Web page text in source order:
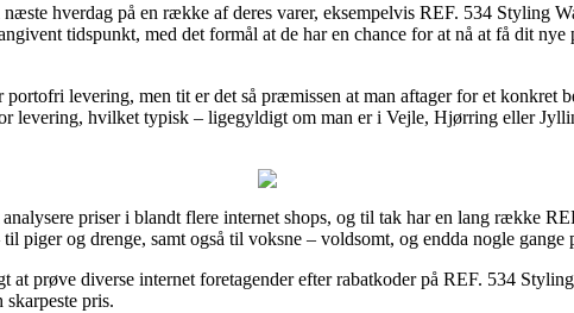
hverdag på en række af deres varer, eksempelvis REF. 534 Styling
tidspunkt, med det formål at de har en chance for at nå at få dit
levering, men tit er det så præmissen at man aftager for et konkret
levering, hvilket typisk – ligegyldigt om man er i Vejle, Hjørring eller
priser i blandt flere internet shops, og til tak har en lang række
piger og drenge, samt også til voksne – voldsomt, og endda nogle
at prøve diverse internet foretagender efter rabatkoder på REF. 534
skarpeste pris.